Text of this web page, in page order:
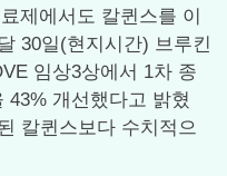
제에서도 칼퀸스를 이
30일(현지시간) 브루킨
임상3상에서 1차 종
43% 개선했다고 밝혔
칼퀸스보다 수치적으